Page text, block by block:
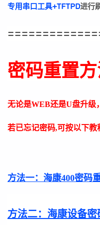
专用串口工具+TFTPD进行
密码重置方
无论是WEB还是U盘升级
若已忘记密码,可按以下
方法一： 海康400密码
方法二： 海康设备